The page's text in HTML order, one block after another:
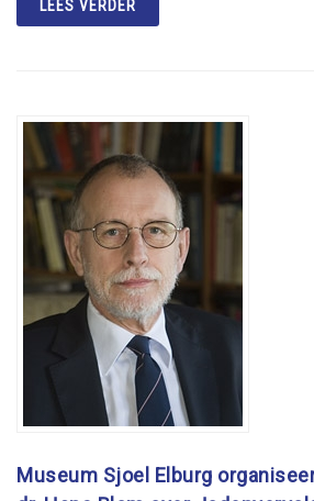
LEES VERDER
Museum Sjoel Elburg